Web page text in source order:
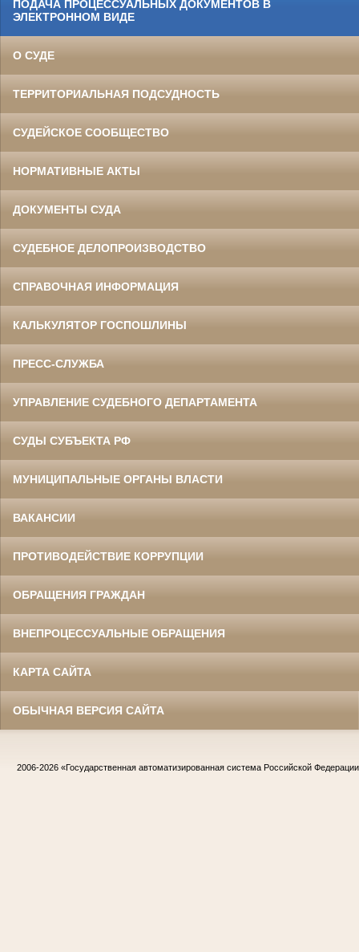
ПОДАЧА ПРОЦЕССУАЛЬНЫХ ДОКУМЕНТОВ В
ЭЛЕКТРОННОМ ВИДЕ
О СУДЕ
ТЕРРИТОРИАЛЬНАЯ ПОДСУДНОСТЬ
СУДЕЙСКОЕ СООБЩЕСТВО
НОРМАТИВНЫЕ АКТЫ
ДОКУМЕНТЫ СУДА
СУДЕБНОЕ ДЕЛОПРОИЗВОДСТВО
СПРАВОЧНАЯ ИНФОРМАЦИЯ
КАЛЬКУЛЯТОР ГОСПОШЛИНЫ
ПРЕСС-СЛУЖБА
УПРАВЛЕНИЕ СУДЕБНОГО ДЕПАРТАМЕНТА
СУДЫ СУБЪЕКТА РФ
МУНИЦИПАЛЬНЫЕ ОРГАНЫ ВЛАСТИ
ВАКАНСИИ
ПРОТИВОДЕЙСТВИЕ КОРРУПЦИИ
ОБРАЩЕНИЯ ГРАЖДАН
ВНЕПРОЦЕССУАЛЬНЫЕ ОБРАЩЕНИЯ
КАРТА САЙТА
ОБЫЧНАЯ ВЕРСИЯ САЙТА
2006-2026 «Государственная автоматизированная система Российской